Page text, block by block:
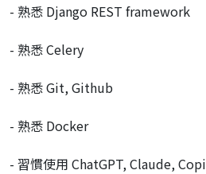
- 熟悉 Django REST framework
- 熟悉 Celery
- 熟悉 Git, Github
- 熟悉 Docker
- 習慣使用 ChatGPT, Claude,